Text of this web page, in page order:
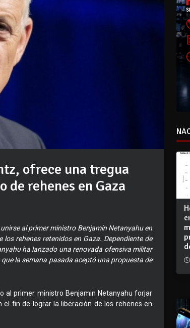
ofrece una tregua
de rehenes en Gaza
al primer ministro Benjamin Netanyahu en
rehenes retenidos en Gaza. Dependiente de
ha lanzado una renovada ofensiva militar
la semana pasada aceptó una propuesta de
al primer ministro Benjamin Netanyahu forjar
fin de lograr la liberación de los rehenes en